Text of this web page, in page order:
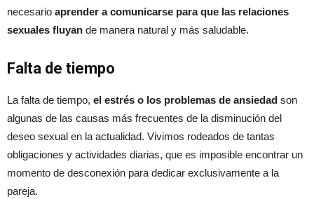
necesario aprender a comunicarse para que las relaciones
sexuales fluyan de manera natural y más saludable.
Falta de tiempo
La falta de tiempo, el estrés o los problemas de ansiedad son
algunas de las causas más frecuentes de la disminución del
deseo sexual en la actualidad. Vivimos rodeados de tantas
obligaciones y actividades diarias, que es imposible encontrar un
momento de desconexión para dedicar exclusivamente a la
pareja.